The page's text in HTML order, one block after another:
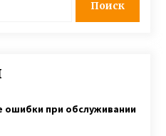
ошибки при обслуживании